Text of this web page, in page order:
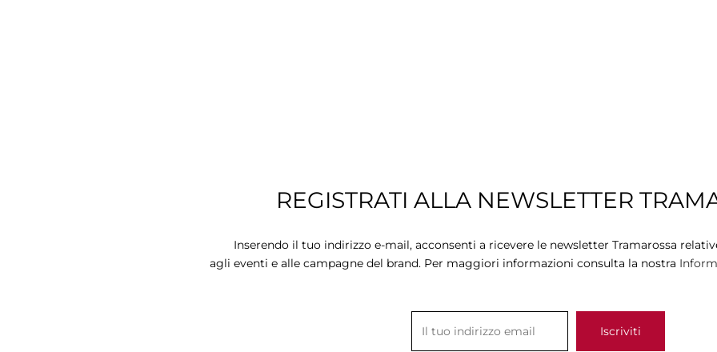
REGISTRATI ALLA NEWSLETTER
Inserendo il tuo indirizzo e-mail, acconsenti a ricevere le newsletter Tramarossa
agli eventi e alle campagne del brand. Per maggiori informazioni consulta la nostra